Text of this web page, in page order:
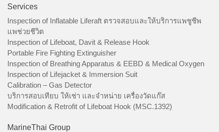
Services
Inspection of Inflatable Liferaft ตรวจสอบและให้บริการแพชูชีพ
แพช่วยชีวิต
Inspection of Lifeboat, Davit & Release Hook
Portable Fire Fighting Extinguisher
Inspection of Breathing Apparatus & EEBD & Medical Oxygen
Inspection of Lifejacket & Immersion Suit
Calibration – Gas Detector
บริการสอบเทียบ ให้เช่า และจำหน่าย เครื่องวัดแก๊ส
Modification & Retrofit of Lifeboat Hook (MSC.1392)
MarineThai Group